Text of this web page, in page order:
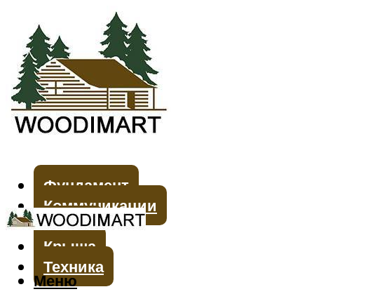
Фундамент
Коммуникации
Стены
Крыша
Техника
Меню